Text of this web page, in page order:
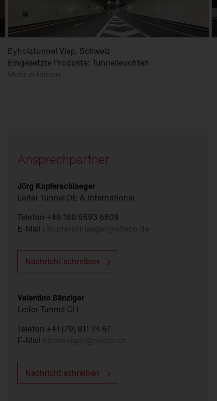
Eyholztunnel Visp, Schweiz
Eingesetzte Produkte: Tunnelleuchten
Mehr erfahren
Ansprechpartner
Jörg Kupferschlaeger
Leiter Tunnel DE & International
Telefon +49 160 9693 6609
E-Mail
Nachricht schreiben
Valentino Bänziger
Leiter Tunnel CH
Telefon +41 (79) 811 74 67
E-Mail
Nachricht schreiben